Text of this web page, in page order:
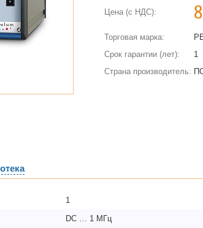
Цена (с НДС):
Торговая марка:
Срок гарантии (лет):
1
Страна производитель:
1
DC … 1 МГц